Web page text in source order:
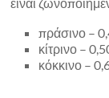
είναι
πράσινο –
κίτρινο –
κόκκινο –